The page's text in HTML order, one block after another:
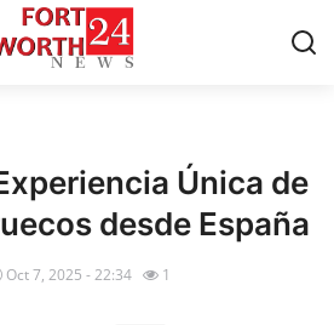
Única de
desde España
Oct 7, 2025 - 22:34 1